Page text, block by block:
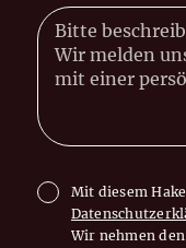
Mit diesem
Wir nehmen